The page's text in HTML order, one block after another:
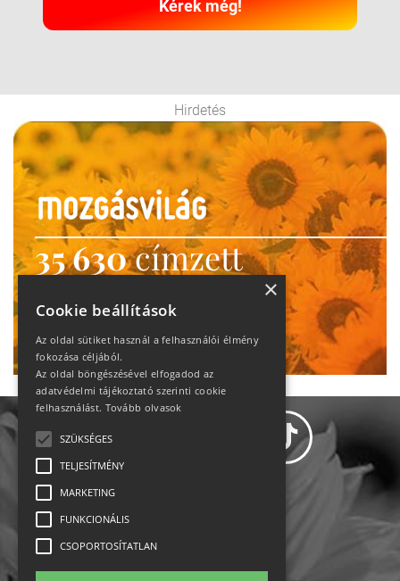
Kérek még!
Hirdetés
35 630címzett
heti motiváció
Ne maradj le!
Állásajánlatok
×
Cookie beállítások
Az oldal sütiket használ a felhasználói élmény
fokozása céljából.
Az oldal böngészésével elfogadod az
adatvédelmi tájékoztató szerinti cookie
felhasználást. Tovább olvasok
SZÜKSÉGES
TELJESÍTMÉNY
MARKETING
FUNKCIONÁLIS
CSOPORTOSÍTATLAN